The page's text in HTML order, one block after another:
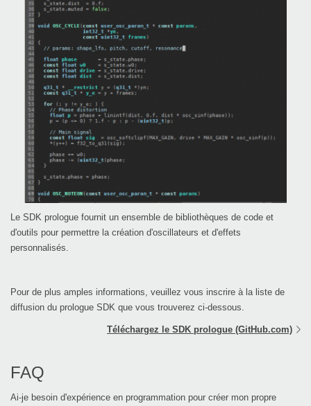
Le SDK prologue fournit un ensemble de bibliothèques de code et
d'outils pour permettre la création d'oscillateurs et d'effets
personnalisés.
Pour de plus amples informations, veuillez vous inscrire à la liste de
diffusion du prologue SDK que vous trouverez ci-dessous.
Téléchargez le SDK prologue (GitHub.com)
FAQ
Ai-je besoin d'expérience en programmation pour créer mon propre